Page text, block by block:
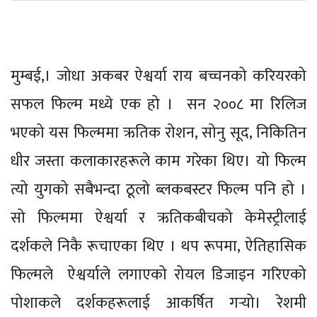
मुम्बई,। जोधा अकबर ऐश्वर्या राय बच्चनको करियरको
सफल फिल्म मध्ये एक हो । सन २००८ मा रिलिज
भएको यस फिल्ममा ऋतिक रोशन, सोनु सूद, निकितिन
धीर जस्ता कलाकारहरूले काम गरेका थिए। यो फिल्म
त्यो युगको सबैभन्दा ठूलो ब्लकबस्टर फिल्म पनि हो ।
सो फिल्ममा ऐश्वर्या र ऋतिकबीचको केमेस्ट्रीलाई
दर्शकले निकै रूचाएका थिए । थप रूपमा, ऐतिहासिक
फिल्मले ऐश्वर्याले लगाएको रोयल डिजाइन गरिएको
पोशाकले दर्शकहरूलाई आकर्षित गर्‍यो। रेशमी